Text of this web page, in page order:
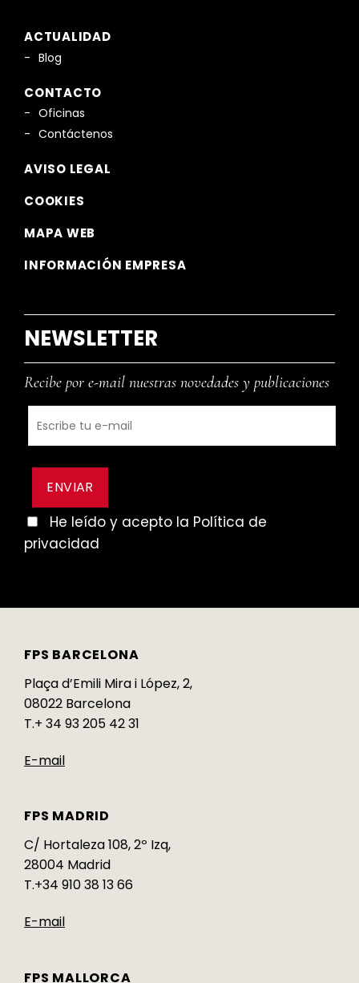
ACTUALIDAD
Blog
CONTACTO
Oficinas
Contáctenos
AVISO LEGAL
COOKIES
MAPA WEB
INFORMACIÓN EMPRESA
NEWSLETTER
Recibe por e-mail nuestras novedades y publicaciones
He leído y acepto la Política de
privacidad
FPS BARCELONA
Plaça d’Emili Mira i López, 2,
08022 Barcelona
T.+ 34 93 205 42 31
E-mail
FPS MADRID
C/ Hortaleza 108, 2º Izq,
28004 Madrid
T.+34 910 38 13 66
E-mail
FPS MALLORCA